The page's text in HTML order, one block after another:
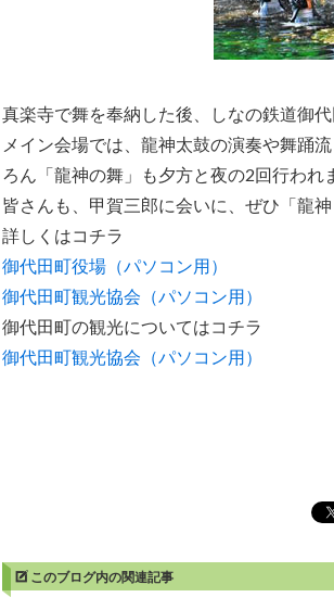
真楽寺で舞を奉納した後、しなの鉄道御
メイン会場では、龍神太鼓の演奏や舞踊
ろん「龍神の舞」も夕方と夜の2回行われ
皆さんも、甲賀三郎に会いに、ぜひ「龍
詳しくはコチラ
御代田町役場（パソコン用）
御代田町観光協会（パソコン用）
御代田町の観光についてはコチラ
御代田町観光協会（パソコン用）
このブログ内の関連記事